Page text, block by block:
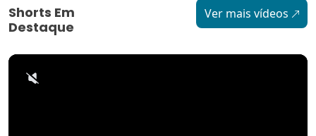
Shorts Em
Destaque
Ver mais vídeos